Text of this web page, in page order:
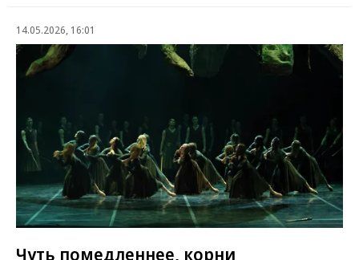
14.05.2026, 16:01
Чуть помедленнее, корни